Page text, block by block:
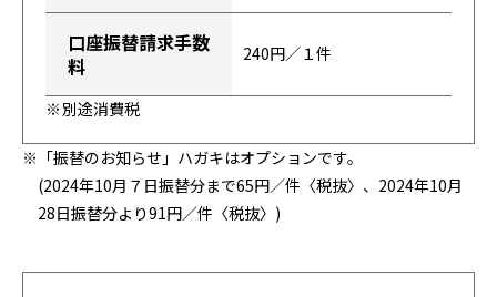
口座振替請求手数
料
240円／１件
別途消費税
※「振替のお知らせ」ハガキはオプションです。
(2024年10月７日振替分まで65円／件〈税抜〉、2024年10月
28日振替分より91円／件〈税抜〉)